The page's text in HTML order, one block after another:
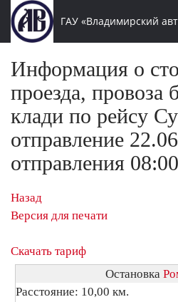
ГАУ «Владимирский
Информация о
проезда, провоза
клади по рейсу
отправление
отправления 08:00
Назад
Версия для печати
Скачать тариф
Остановка
Расстояние: 10,00 км.